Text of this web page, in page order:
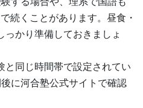
続くことがあります。昼食・
かり準備しておきましょ
と同じ時間帯で設定されてい
に河合塾公式サイトで確認